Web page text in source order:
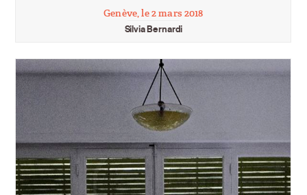
Genève, le 2 mars 2018
Silvia Bernardi